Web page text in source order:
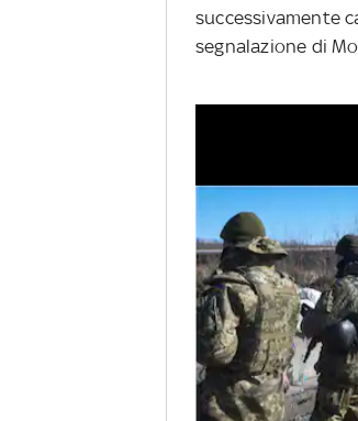
successivamente
segnalazione di